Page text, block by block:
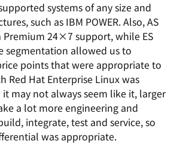
systems of any size and
such as IBM POWER. Also, AS
24×7 support, while ES
segmentation allowed us to
points that were appropriate to
Red Hat Enterprise Linux was
may not always seem like it, larger
a lot more engineering and
integrate, test and service, so
was appropriate.